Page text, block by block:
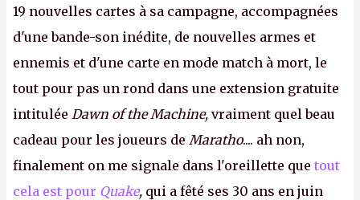
19 nouvelles cartes à sa campagne, accompagnées
d'une bande-son inédite, de nouvelles armes et
ennemis et d'une carte en mode match à mort, le
tout pour pas un rond dans une extension gratuite
intitulée Dawn of the Machine, vraiment quel beau
cadeau pour les joueurs de Maratho.... ah non,
finalement on me signale dans l'oreillette que tout
cela est pour Quake, qui a fêté ses 30 ans en juin